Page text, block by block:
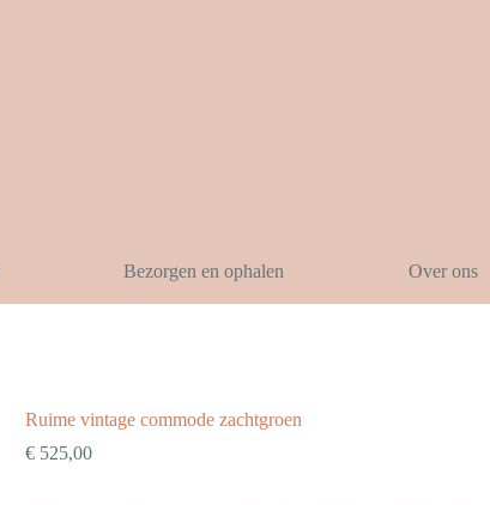
Bezorgen en ophalen Over ons
Ruime vintage commode zachtgroen
€525,00